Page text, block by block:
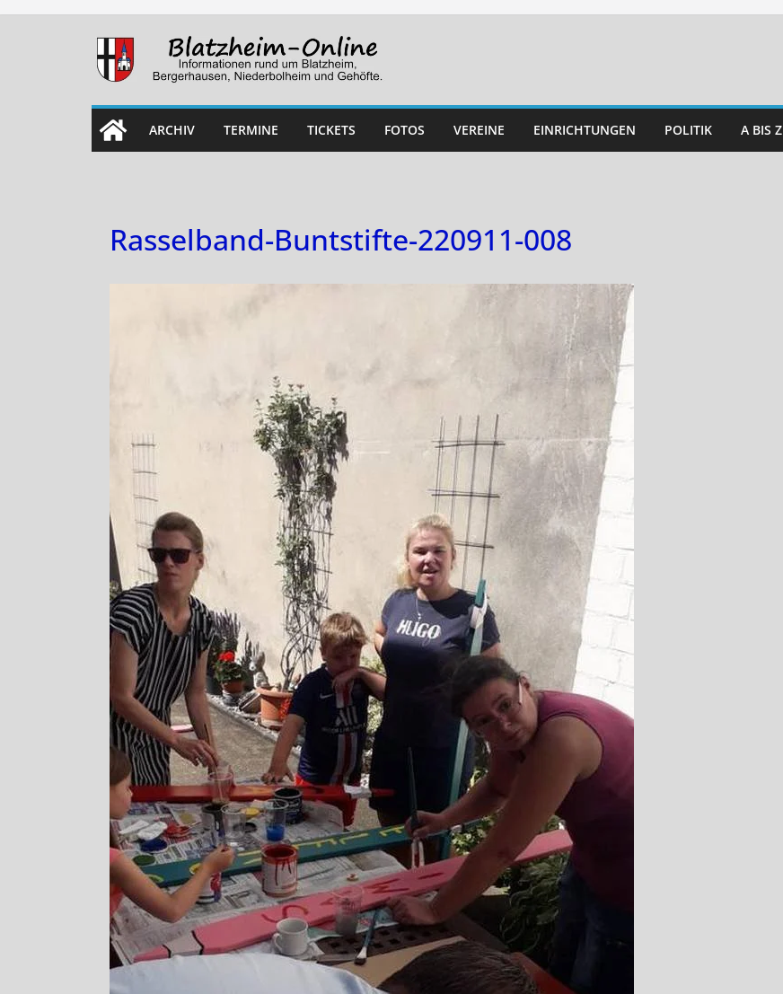
Skip
ARCHIV TERMINE TICKETS FOTOS VEREINE EINRICHTUNGEN POLITIK A BIS Z
Rasselband-Buntstifte-220911-008